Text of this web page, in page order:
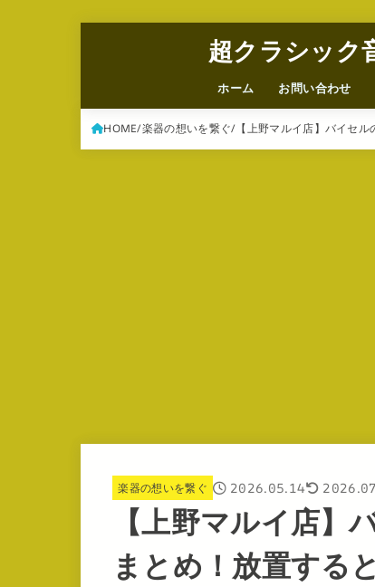
超クラシック
ホーム お問い合わせ
HOME 楽器の想いを繋ぐ 【上野マルイ店】バイセ
楽器の想いを繋ぐ 2026.05.14
【上野マルイ店】
まとめ！放置する